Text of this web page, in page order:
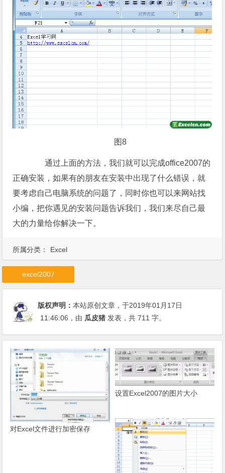
图8
通过上面的方法，我们就可以完成office2007的
正确安装，如果有的朋友在安装中出现了什么错误，就
要考虑自己电脑系统的问题了，同时你也可以来网站找
小编，把你遇见的安装问题告诉我们，我们来尽自己最
大的力量给你解决一下。
所属分类： Excel
excel2007
版权声明：本站原创文章，于2019年01月17日
11:46:06 ，由 瓜皮猪 发表，共 711 字。
对Excel文件进行加密保存
设置Excel2007的图片大小